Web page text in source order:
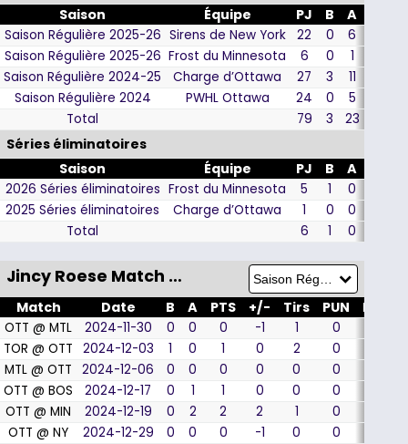
Saison
Équipe PJ B A
Saison Régulière 2025-26 Sirens de New York 22 0 6
Saison Régulière 2025-26 Frost du Minnesota 6 0 1
Saison Régulière 2024-25
Charge d’Ottawa 27 3 11
Saison Régulière 2024
PWHL Ottawa 24 0 5
Total
79 3 23
Séries éliminatoires
Saison
Équipe PJ B A
2026 Séries éliminatoires Frost du Minnesota 5 1 0
2025 Séries éliminatoires
Charge d’Ottawa 1 0 0
Total
6 1 0
Jincy Roese Match par Match
Match Date B A PTS +/- Tirs PUN MJ
OTT @ MTL 2024-11-30 0 0 0 -1 1 0
TOR @ OTT
2024-12-03 1 0 1 0 2 0
MTL @ OTT
2024-12-06 0 0 0 0 0 0
OTT @ BOS
2024-12-17 0 1 1 0 0 0
OTT @ MIN
2024-12-19 0 2 2 2 1 0
OTT @ NY
2024-12-29 0 0 0 -1 0 0